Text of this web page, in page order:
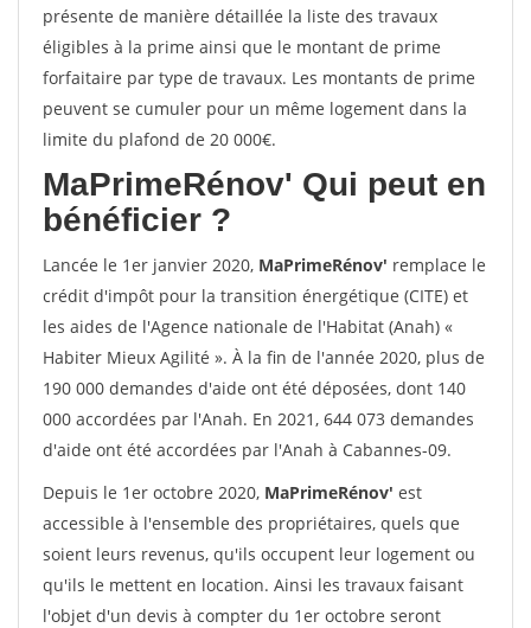
présente de manière détaillée la liste des travaux
éligibles à la prime ainsi que le montant de prime
forfaitaire par type de travaux. Les montants de prime
peuvent se cumuler pour un même logement dans la
limite du plafond de 20 000€.
MaPrimeRénov' Qui peut en
bénéficier ?
Lancée le 1er janvier 2020, MaPrimeRénov' remplace le
crédit d'impôt pour la transition énergétique (CITE) et
les aides de l'Agence nationale de l'Habitat (Anah) «
Habiter Mieux Agilité ». À la fin de l'année 2020, plus de
190 000 demandes d'aide ont été déposées, dont 140
000 accordées par l'Anah. En 2021, 644 073 demandes
d'aide ont été accordées par l'Anah à Cabannes-09.
Depuis le 1er octobre 2020, MaPrimeRénov' est
accessible à l'ensemble des propriétaires, quels que
soient leurs revenus, qu'ils occupent leur logement ou
qu'ils le mettent en location. Ainsi les travaux faisant
l'objet d'un devis à compter du 1er octobre seront